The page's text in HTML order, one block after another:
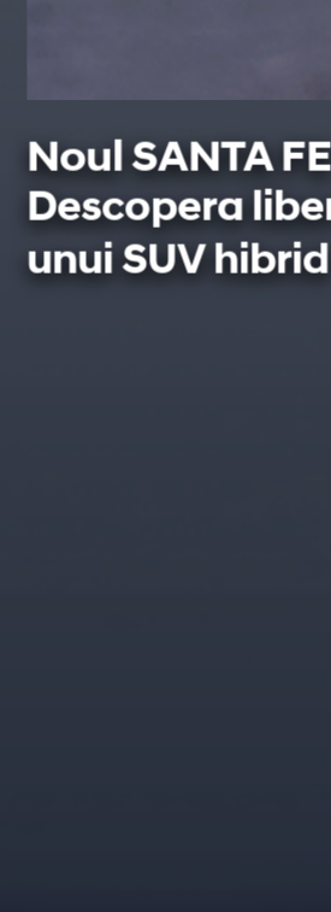
Noul SANTA
Descopera
unui SUV hibrid